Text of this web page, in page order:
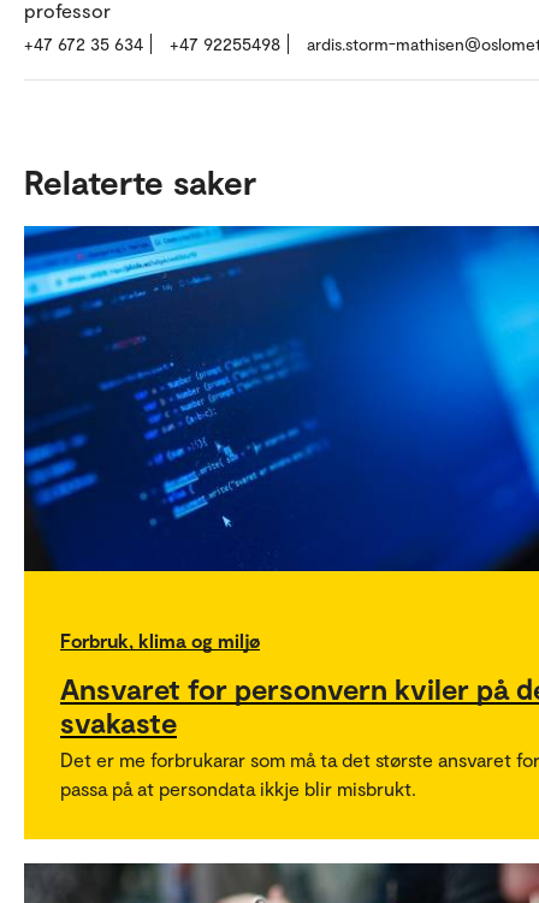
professor
+47 672 35 634 +47 92255498 ardis.storm-
Relaterte saker
Forbruk, klima og miljø
Ansvaret for personvern kviler på
svakaste
Det er me forbrukarar som må ta det største ansvaret
passa på at persondata ikkje blir misbrukt.